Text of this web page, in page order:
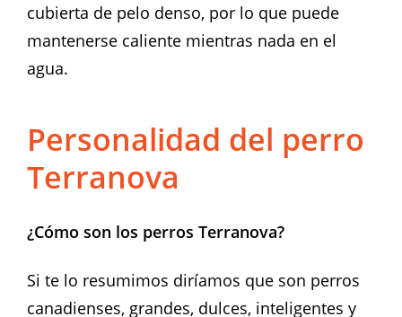
cubierta de pelo denso, por lo que puede
mantenerse caliente mientras nada en el
agua.
Personalidad del perro
Terranova
¿Cómo son los perros Terranova?
Si te lo resumimos diríamos que son perros
canadienses, grandes, dulces, inteligentes y